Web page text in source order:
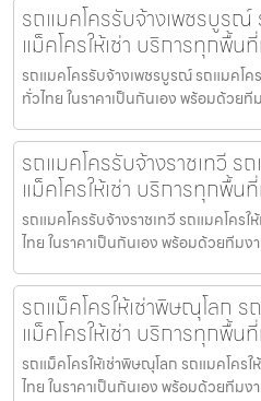
รถแมคโครรับจ้างเพชรบูรณ์
แม็คโครให้เช่า บริการทุกพื้น
รถแมคโครรับจ้างเพชรบูรณ์ รถแมคโค
ทั่วไทย ในราคาเป็นกันเอง พร้อมด้วย
รถแมคโครรับจ้างราชเทวี ร
แม็คโครให้เช่า บริการทุกพื้น
รถแมคโครรับจ้างราชเทวี รถแมคโครใ
ไทย ในราคาเป็นกันเอง พร้อมด้วยทีม
รถแม็คโครให้เช่าพิษณุโลก ร
แม็คโครให้เช่า บริการทุกพื้น
รถแม็คโครให้เช่าพิษณุโลก รถแมคโคร
ไทย ในราคาเป็นกันเอง พร้อมด้วยทีม